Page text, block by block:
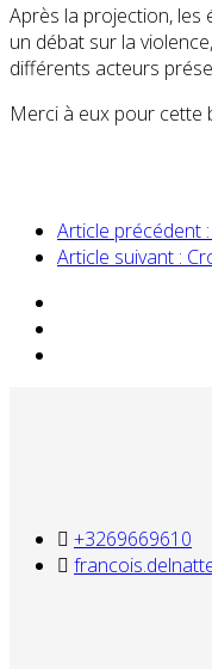
Après la projection, les
un débat sur la
différents acteurs
Merci à eux pour cette
Article précédent
Article suivant :
+3269669610